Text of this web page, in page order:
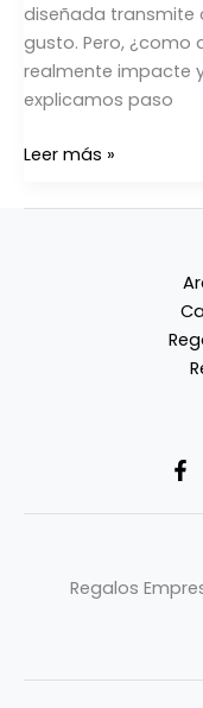
diseñada transmite
gusto. Pero, ¿como
realmente impacte
explicamos paso
Leer más »
Regalos